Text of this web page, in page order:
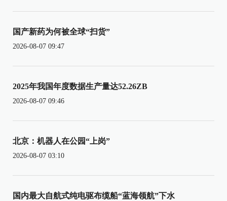
国产新药为何被全球“扫货”
2026-08-07 09:47
2025年我国年度数据生产量达52.26ZB
2026-08-07 09:46
北京：机器人在公园“上岗”
2026-08-07 03:10
国内最大自航式纯电驱布缆船“蓝海领航”下水